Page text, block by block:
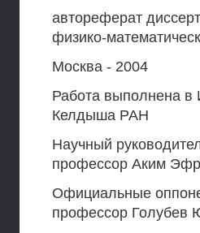
автореферат
физико-
Москва - 2004
Работа выполнена в
Келдыша РАН
Научный
профессор Аким
Официальные
профессор Голубев